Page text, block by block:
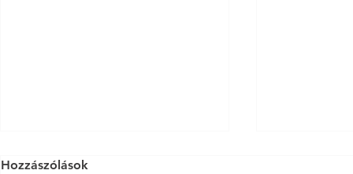
Az Esztergomi Közösség
Hozzászólások